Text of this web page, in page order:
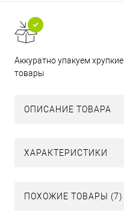
Аккуратно упакуем хрупкие
товары
ОПИСАНИЕ ТОВАРА
ХАРАКТЕРИСТИКИ
ПОХОЖИЕ ТОВАРЫ (7)